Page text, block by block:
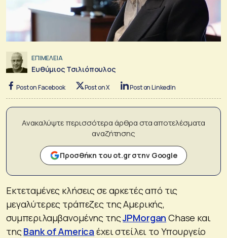
ΕΠΙΜΕΛΕΙΑ
Ευθύμιος Τσιλιόπουλος
Post on Facebook Post on X Post on LinkedIn
Ανακαλύψτε περισσότερα άρθρα στα αποτελέσματα
αναζήτησης
Προσθήκη του ot.gr στην Google
Εκτεταμένες κλήσεις σε αρκετές από τις
μεγαλύτερες τράπεζες της Αμερικής,
συμπεριλαμβανομένης τηςJPMorgan Chase και
τηςBank of America έχει στείλει το Υπουργείο